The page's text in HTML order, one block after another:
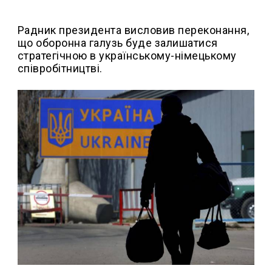
Радник президента висловив переконання,
що оборонна галузь буде залишатися
стратегічною в українському-німецькому
співробітництві.